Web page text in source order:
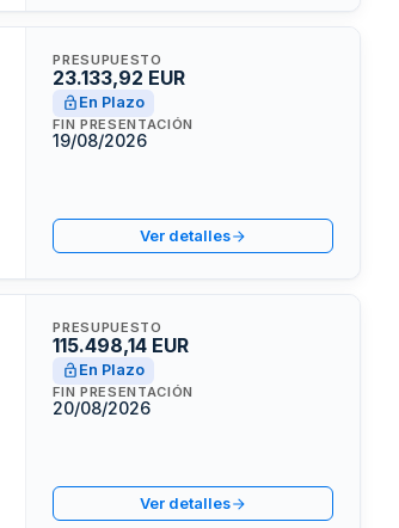
PRESUPUESTO
23.133,92 EUR
En Plazo
FIN PRESENTACIÓN
19/08/2026
Ver detalles
PRESUPUESTO
115.498,14 EUR
En Plazo
FIN PRESENTACIÓN
20/08/2026
Ver detalles